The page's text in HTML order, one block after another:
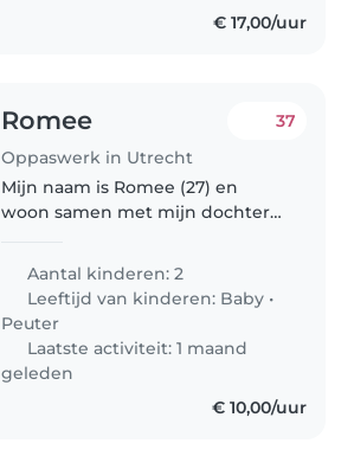
€ 17,00/uur
Romee
Oppaswerk in Utrecht
37
Mijn naam is Romee (27) en
woon samen met mijn dochters
meiden en vinden het heerlijk
om alle aandacht op te eisen. Ik..
Aantal kinderen: 2
Leeftijd van kinderen: Baby •
Peuter
Laatste activiteit: 1 maand
geleden
€ 10,00/uur